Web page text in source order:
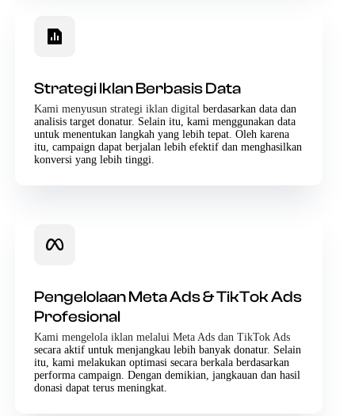
Strategi Iklan Berbasis Data
Kami menyusun strategi iklan digital berdasarkan data dan
analisis target donatur. Selain itu, kami menggunakan data
untuk menentukan langkah yang lebih tepat. Oleh karena
itu, campaign dapat berjalan lebih efektif dan menghasilkan
konversi yang lebih tinggi.
Pengelolaan Meta Ads & TikTok Ads
Profesional
Kami mengelola iklan melalui Meta Ads dan TikTok Ads
secara aktif untuk menjangkau lebih banyak donatur. Selain
itu, kami melakukan optimasi secara berkala berdasarkan
performa campaign. Dengan demikian, jangkauan dan hasil
donasi dapat terus meningkat.